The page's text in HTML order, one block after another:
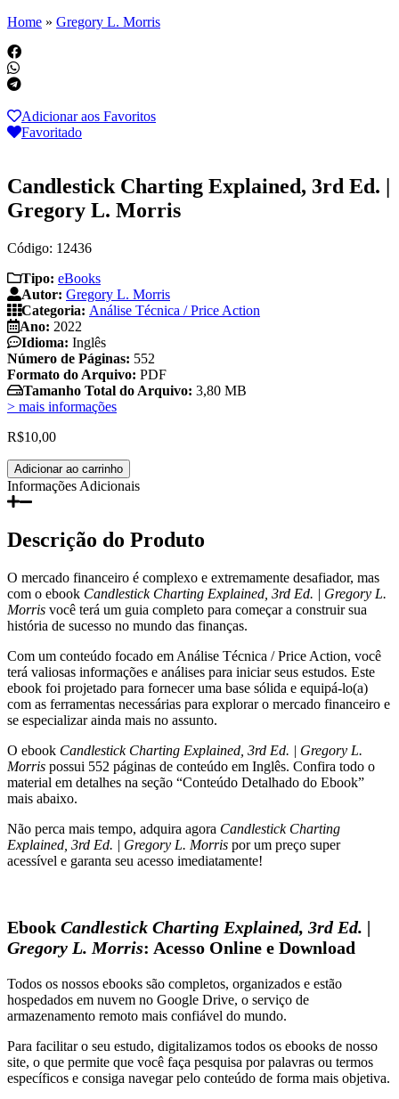
Home » Gregory L. Morris
Adicionar aos Favoritos
Favoritado
Candlestick Charting Explained, 3rd Ed. |
Gregory L. Morris
Código: 12436
Tipo: eBooks
Autor: Gregory L. Morris
Categoria: Análise Técnica / Price Action
Ano: 2022
Idioma: Inglês
Número de Páginas: 552
Formato do Arquivo: PDF
Tamanho Total do Arquivo: 3,80 MB
> mais informações
R$10,00
Candlestick
Charting
Explained,
Ed.
|
L.
Morris
quantidade
Adicionar ao carrinho
Informações Adicionais
Descrição do Produto
O mercado financeiro é complexo e extremamente desafiador, mas
com o ebook Candlestick Charting Explained, 3rd Ed. | Gregory L.
Morris você terá um guia completo para começar a construir sua
história de sucesso no mundo das finanças.
Com um conteúdo focado em Análise Técnica / Price Action, você
terá valiosas informações e análises para iniciar seus estudos. Este
ebook foi projetado para fornecer uma base sólida e equipá-lo(a)
com as ferramentas necessárias para explorar o mercado financeiro e
se especializar ainda mais no assunto.
O ebook Candlestick Charting Explained, 3rd Ed. | Gregory L.
Morris possui 552 páginas de conteúdo em Inglês. Confira todo o
material em detalhes na seção “Conteúdo Detalhado do Ebook”
mais abaixo.
Não perca mais tempo, adquira agora Candlestick Charting
Explained, 3rd Ed. | Gregory L. Morris por um preço super
acessível e garanta seu acesso imediatamente!
Ebook Candlestick Charting Explained, 3rd Ed. |
Gregory L. Morris: Acesso Online e Download
Todos os nossos ebooks são completos, organizados e estão
hospedados em nuvem no Google Drive, o serviço de
armazenamento remoto mais confiável do mundo.
Para facilitar o seu estudo, digitalizamos todos os ebooks de nosso
site, o que permite que você faça pesquisa por palavras ou termos
específicos e consiga navegar pelo conteúdo de forma mais objetiva.